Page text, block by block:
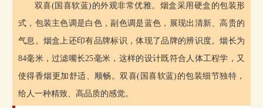
双喜(国喜软蓝)的外观非常优雅。烟盒采用硬盒的包装形
式，包装主色调是白色，副色调是蓝色，展现出清新、高贵的
气息。烟盒上还印有品牌标识，体现了品牌的辨识度。烟长为
84毫米，过滤嘴长25毫米，这样的设计既符合人体工程学，又
使得香烟更加舒适、顺畅。双喜(国喜软蓝)的包装细节独特，
给人一种精致、高品质的感觉。